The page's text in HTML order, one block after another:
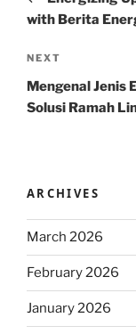
with Berita
Next
Post
NEXT
Mengenal Jenis
Solusi Ramah
ARCHIVES
March 2026
February 2026
January 2026